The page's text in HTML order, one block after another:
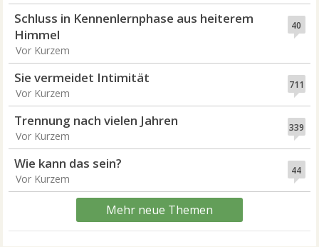
40
Schluss in Kennenlernphase aus heiterem
Himmel
Vor Kurzem
711
Sie vermeidet Intimität
Vor Kurzem
339
Trennung nach vielen Jahren
Vor Kurzem
44
Wie kann das sein?
Vor Kurzem
Mehr neue Themen